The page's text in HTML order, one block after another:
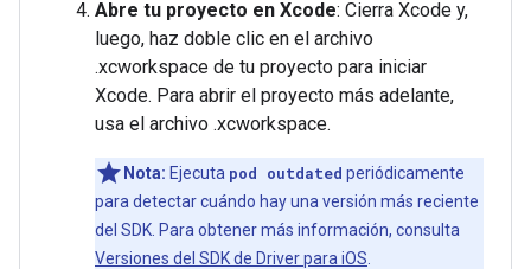
Abre tu proyecto en Xcode: Cierra Xcode y,
luego, haz doble clic en el archivo
.xcworkspace de tu proyecto para iniciar
Xcode. Para abrir el proyecto más adelante,
usa el archivo .xcworkspace.
Nota: Ejecuta pod outdated periódicamente
para detectar cuándo hay una versión más reciente
del SDK. Para obtener más información, consulta
Versiones del SDK de Driver para iOS